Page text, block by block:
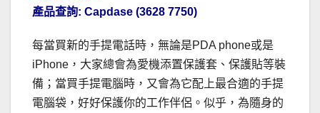
產品查詢: Capdase (3628 7750)
每當買新的手提電話時，無論是PDA phone或是
iPhone，大家總會為愛機添置保護套、保護貼等裝
備；當買手提電腦時，又會為它配上最合適的手提
電腦袋，好好保護你的工作伴侶。似乎，為隨身的